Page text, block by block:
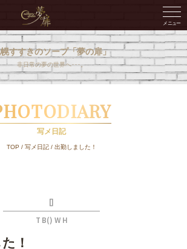
すすきのソープ「夢の扉」
非日常の夢の世界へ･･･。
写メ日記
TOP / 写メ日記/ 出勤しました！
[]
T B() W H
！